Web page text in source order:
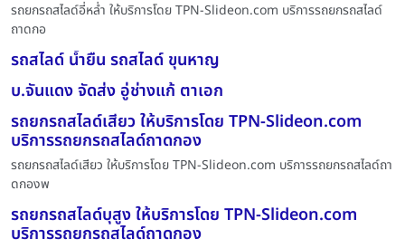
รถยกรถสไลด์อี่หล่ำ ให้บริการโดย TPN-Slideon.com บริการรถยกรถสไลด์
ถาดกอ
รถสไลด์ น้ำยืน รถสไลด์ ขุนหาญ
บ.จันแดง จัดส่ง อู่ช่างแก้ ตาเอก
รถยกรถสไลด์เสียว ให้บริการโดย TPN-Slideon.com
บริการรถยกรถสไลด์ถาดกอง
รถยกรถสไลด์เสียว ให้บริการโดย TPN-Slideon.com บริการรถยกรถสไลด์ถา
ดกองพ
รถยกรถสไลด์บุสูง ให้บริการโดย TPN-Slideon.com
บริการรถยกรถสไลด์ถาดกอง